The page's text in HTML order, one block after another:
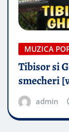
MUZICA
Tibisor si
smecheri
admin